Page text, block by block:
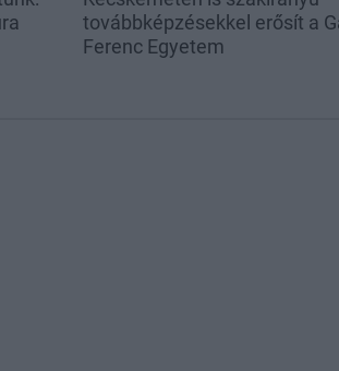
továbbképzésekkel erősít a
Ferenc Egyetem